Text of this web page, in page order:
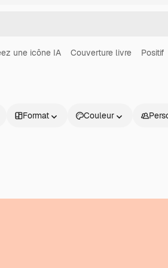
une icône IA Couverture livre Positif
Format Couleur